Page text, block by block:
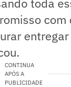
com
CONTINUA
APÓS A
PUBLICIDADE